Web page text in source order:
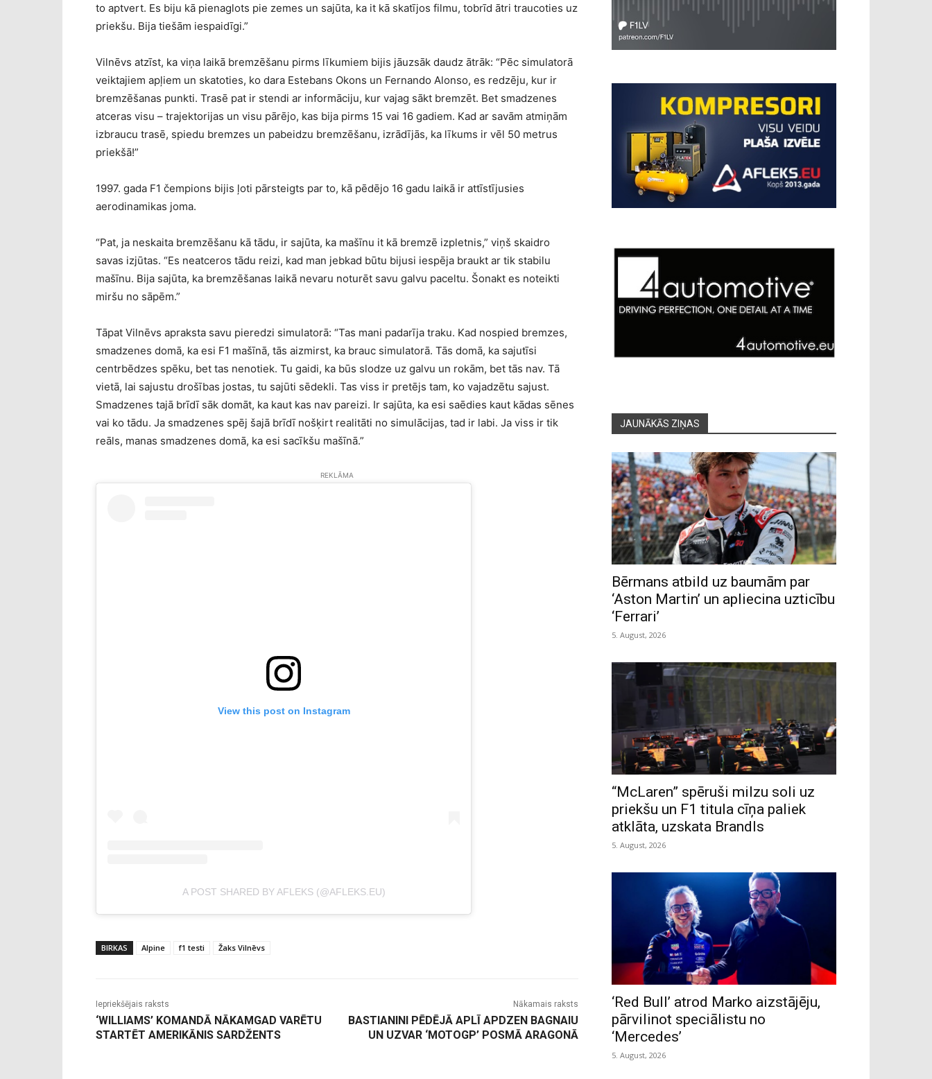
to aptvert. Es biju kā pienaglots pie zemes un sajūta, ka it kā skatījos filmu, tobrīd ātri traucoties uz
priekšu. Bija tiešām iespaidīgi.”
Vilnēvs atzīst, ka viņa laikā bremzēšanu pirms līkumiem bijis jāuzsāk daudz ātrāk: “Pēc simulatorā
veiktajiem apļiem un skatoties, ko dara Estebans Okons un Fernando Alonso, es redzēju, kur ir
bremzēšanas punkti. Trasē pat ir stendi ar informāciju, kur vajag sākt bremzēt. Bet smadzenes
atceras visu – trajektorijas un visu pārējo, kas bija pirms 15 vai 16 gadiem. Kad ar savām atmiņām
izbraucu trasē, spiedu bremzes un pabeidzu bremzēšanu, izrādījās, ka līkums ir vēl 50 metrus
priekšā!”
1997. gada F1 čempions bijis ļoti pārsteigts par to, kā pēdējo 16 gadu laikā ir attīstījusies
aerodinamikas joma.
“Pat, ja neskaita bremzēšanu kā tādu, ir sajūta, ka mašīnu it kā bremzē izpletnis,” viņš skaidro
savas izjūtas. “Es neatceros tādu reizi, kad man jebkad būtu bijusi iespēja braukt ar tik stabilu
mašīnu. Bija sajūta, ka bremzēšanas laikā nevaru noturēt savu galvu paceltu. Šonakt es noteikti
miršu no sāpēm.”
Tāpat Vilnēvs apraksta savu pieredzi simulatorā: “Tas mani padarīja traku. Kad nospied bremzes,
smadzenes domā, ka esi F1 mašīnā, tās aizmirst, ka brauc simulatorā. Tās domā, ka sajutīsi
centrbēdzes spēku, bet tas nenotiek. Tu gaidi, ka būs slodze uz galvu un rokām, bet tās nav. Tā
vietā, lai sajustu drošības jostas, tu sajūti sēdekli. Tas viss ir pretējs tam, ko vajadzētu sajust.
Smadzenes tajā brīdī sāk domāt, ka kaut kas nav pareizi. Ir sajūta, ka esi saēdies kaut kādas sēnes
vai ko tādu. Ja smadzenes spēj šajā brīdī nošķirt realitāti no simulācijas, tad ir labi. Ja viss ir tik
reāls, manas smadzenes domā, ka esi sacīkšu mašīnā.”
REKLĀMA
View this post on Instagram
A POST SHARED BY AFLEKS (@AFLEKS.EU)
BIRKAS Alpine f1 testi Žaks Vilnēvs
Iepriekšējais raksts
‘WILLIAMS’ KOMANDĀ NĀKAMGAD VARĒTU
STARTĒT AMERIKĀNIS SARDŽENTS
Nākamais raksts
BASTIANINI PĒDĒJĀ APLĪ APDZEN BAGNAIU
UN UZVAR ‘MOTOGP’ POSMĀ ARAGONĀ
JAUNĀKĀS ZIŅAS
Bērmans atbild uz baumām par
‘Aston Martin’ un apliecina uzticību
‘Ferrari’
5. August, 2026
“McLaren” spēruši milzu soli uz
priekšu un F1 titula cīņa paliek
atklāta, uzskata Brandls
5. August, 2026
‘Red Bull’ atrod Marko aizstājēju,
pārvilinot speciālistu no
‘Mercedes’
5. August, 2026